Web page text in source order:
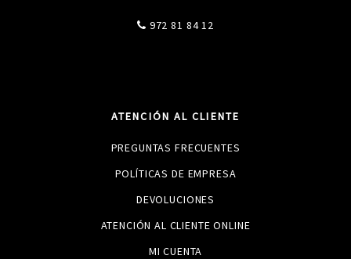
972 81 84 12
ATENCIÓN AL CLIENTE
PREGUNTAS FRECUENTES
POLÍTICAS DE EMPRESA
DEVOLUCIONES
ATENCIÓN AL CLIENTE ONLINE
MI CUENTA